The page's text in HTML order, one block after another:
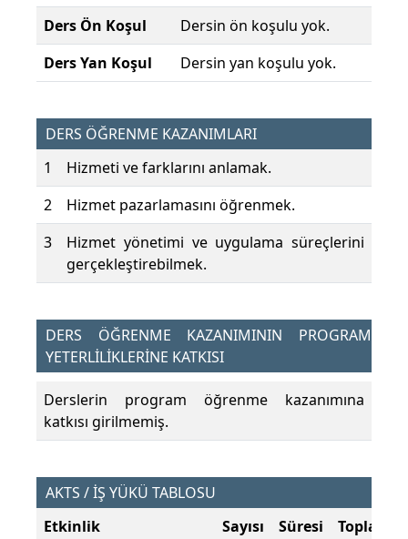
Ders Ön Koşul
Dersin ön koşulu yok.
Ders Yan Koşul
Dersin yan koşulu yok.
DERS ÖĞRENME KAZANIMLARI
1
Hizmeti ve farklarını anlamak.
2
Hizmet pazarlamasını öğrenmek.
3
Hizmet yönetimi ve uygulama süreçlerini
gerçekleştirebilmek.
DERS ÖĞRENME KAZANIMININ PROGRAM
YETERLİLİKLERİNE KATKISI
Derslerin program öğrenme kazanımına
katkısı girilmemiş.
AKTS / İŞ YÜKÜ TABLOSU
Etkinlik
Sayısı
Süresi
Toplam